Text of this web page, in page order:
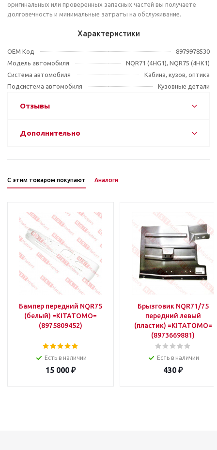
оригинальных или проверенных запасных частей вы получаете
долговечность и минимальные затраты на обслуживание.
Характеристики
OEM Код
8979978530
Модель автомобиля
NQR71 (4HG1), NQR75 (4HK1)
Система автомобиля
Кабина, кузов, оптика
Подсистема автомобиля
Кузовные детали
Отзывы
Дополнительно
С этим товаром покупают Аналоги
Бампер передний NQR75
(белый) =KITATOMO=
(8975809452)
Есть в наличии
15 000 ₽
Брызговик NQR71/75
передний левый
(пластик) =KITATOMO=
(8973669881)
Есть в наличии
430 ₽